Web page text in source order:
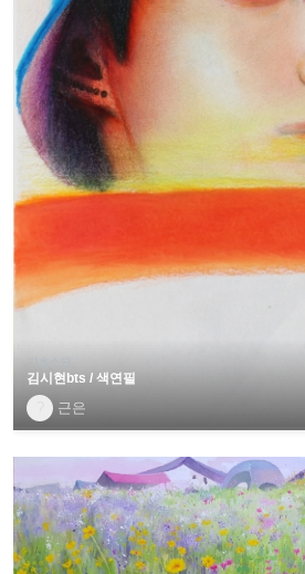
기초소묘
김시현bts / 색연필
근은